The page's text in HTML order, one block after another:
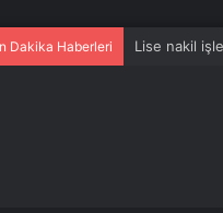
Dakika Haberleri Üniversite